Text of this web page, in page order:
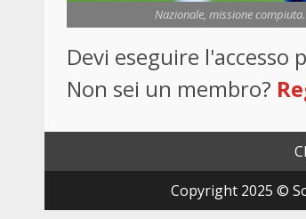
Nazionale, missione
Devi eseguire
Non sei un membro?
Copyright 2025 ©